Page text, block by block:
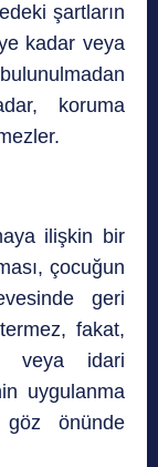
şartların
kadar veya
koruma
ilişkin bir
çocuğun
geri
fakat,
veya idari
uygulanma
göz önünde